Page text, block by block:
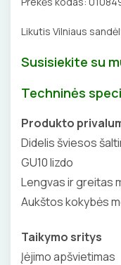
EL.
BŪGNAI
KALIMO
Likutis Vilniaus
Susisiekite su
Techninės
Produkto
Didelis šviesos
GU10 lizdo
Lengvas ir greitas
Aukštos kokybės
Taikymo sritys
Įėjimo apšvietimas